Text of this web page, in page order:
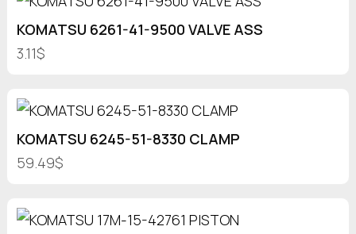
KOMATSU 6261-41-9500 VALVE ASS
3.11$
KOMATSU 6245-51-8330 CLAMP
59.49$